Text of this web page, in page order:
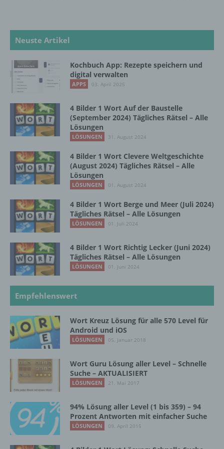
Neuste Artikel
Kochbuch App: Rezepte speichern und
digital verwalten
APPS 03. April 2025
4 Bilder 1 Wort Auf der Baustelle
(September 2024) Tägliches Rätsel – Alle
Lösungen
LÖSUNGEN 31. August 2024
4 Bilder 1 Wort Clevere Weltgeschichte
(August 2024) Tägliches Rätsel – Alle
Lösungen
LÖSUNGEN 01. August 2024
4 Bilder 1 Wort Berge und Meer (Juli 2024)
Tägliches Rätsel – Alle Lösungen
LÖSUNGEN 01. Juli 2024
4 Bilder 1 Wort Richtig Lecker (Juni 2024)
Tägliches Rätsel – Alle Lösungen
LÖSUNGEN 01. Juni 2024
Empfehlenswert
Wort Kreuz Lösung für alle 570 Level für
Android und iOS
LÖSUNGEN 05. Januar 2018
Wort Guru Lösung aller Level – Schnelle
Suche – AKTUALISIERT
LÖSUNGEN 21. Mai 2017
94% Lösung aller Level (1 bis 359) – 94
Prozent Antworten mit einfacher Suche
LÖSUNGEN 09. April 2015
dass die personenbezogenen Daten nicht
g) Verantwortlicher oder für die Verarbeitung
Verantwortlicher oder für die Verarbeitung
Verantwortlicher ist die natürliche oder
juristische Person, Behörde, Einrichtung
oder andere Stelle, die allein oder
gemeinsam mit anderen über die Zwecke
und Mittel der Verarbeitung von
personenbezogenen Daten entscheidet.
Sind die Zwecke und Mittel dieser
Verarbeitung durch das Unionsrecht oder
das Recht der Mitgliedstaaten vorgegeben,
so kann der Verantwortliche
beziehungsweise können die bestimmten
Kriterien seiner Benennung nach dem
Unionsrecht oder dem Recht der
Mitgliedstaaten vorgesehen werden.
h) Auftragsverarbeiter
Auftragsverarbeiter ist eine natürliche oder
juristische Person, Behörde, Einrichtung
oder andere Stelle, die personenbezogene
Daten im Auftrag des Verantwortlichen
verarbeitet.
i) Empfänger
Empfänger ist eine natürliche oder juristische
Person, Behörde, Einrichtung oder andere
Stelle, der personenbezogene Daten